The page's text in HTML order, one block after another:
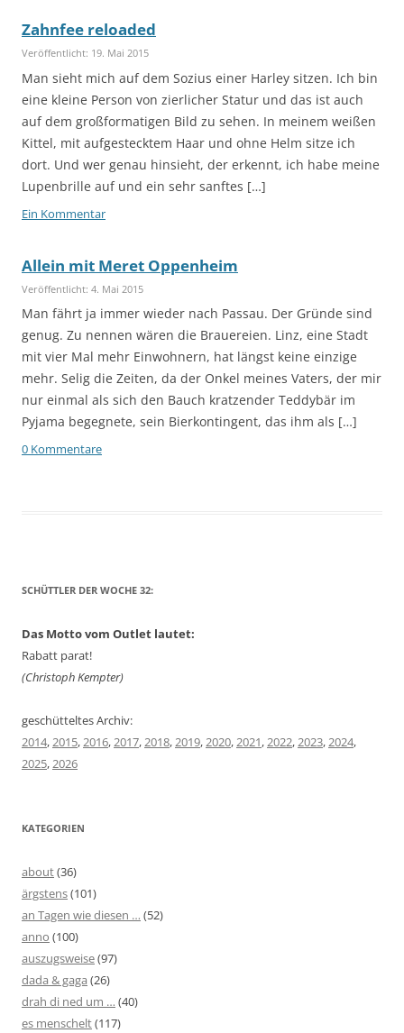
Zahnfee reloaded
Veröffentlicht: 19. Mai 2015
Man sieht mich auf dem Sozius einer Harley sitzen. Ich bin
eine kleine Person von zierlicher Statur und das ist auch
auf dem großformatigen Bild zu sehen. In meinem weißen
Kittel, mit aufgestecktem Haar und ohne Helm sitze ich
dort. Und wer genau hinsieht, der erkennt, ich habe meine
Lupenbrille auf und ein sehr sanftes […]
Ein Kommentar
Allein mit Meret Oppenheim
Veröffentlicht: 4. Mai 2015
Man fährt ja immer wieder nach Passau. Der Gründe sind
genug. Zu nennen wären die Brauereien. Linz, eine Stadt
mit vier Mal mehr Einwohnern, hat längst keine einzige
mehr. Selig die Zeiten, da der Onkel meines Vaters, der mir
nur einmal als sich den Bauch kratzender Teddybär im
Pyjama begegnete, sein Bierkontingent, das ihm als […]
0 Kommentare
SCHÜTTLER DER WOCHE 32:
Das Motto vom Outlet lautet:
Rabatt parat!
(Christoph Kempter)
geschütteltes Archiv:
2014,2015,2016,2017,2018,2019,2020,2021,2022,2023,2024,
2025,2026
KATEGORIEN
about(36)
ärgstens(101)
an Tagen wie diesen … (52)
anno (100)
auszugsweise(97)
dada & gaga (26)
drah di ned um … (40)
es menschelt(117)